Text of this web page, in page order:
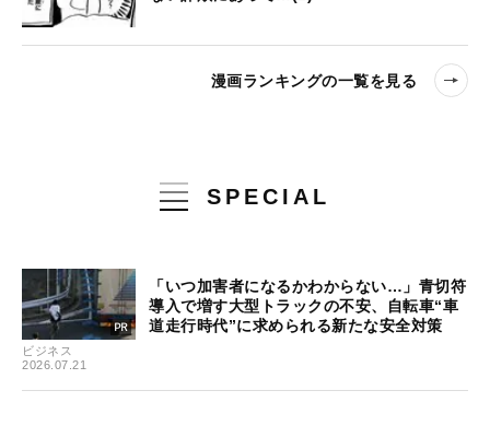
漫画ランキングの一覧を見る
SPECIAL
ビジネス
2026.07.21
「いつ加害者になるかわからない…」青切符
導入で増す大型トラックの不安、自転車“車
道走行時代”に求められる新たな安全対策